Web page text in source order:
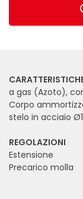
a gas (Azoto),
Corpo
stelo in acciaio
REGOLAZIONI
Estensione
Precarico molla